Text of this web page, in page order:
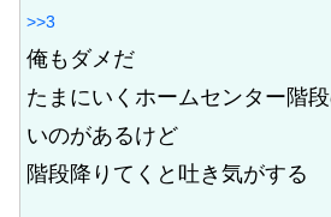
>>3
俺もダメだ
たまにいくホームセンター階
いのがあるけど
階段降りてくと吐き気がする